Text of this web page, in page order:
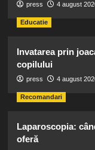
press 4 august
Educatie
Invatarea prin
copilului
press 4 august
Recomandari
Laparoscopia:
oferă